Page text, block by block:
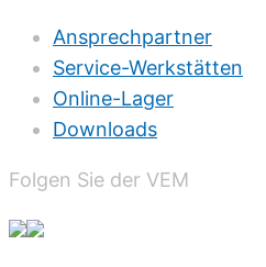
Ansprechpartner
Service-Werkstätten
Online-Lager
Downloads
Folgen Sie der VEM